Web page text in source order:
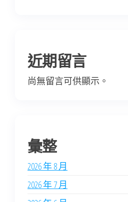
近期留言
尚無留言可供顯示。
彙整
2026 年 8 月
2026 年 7 月